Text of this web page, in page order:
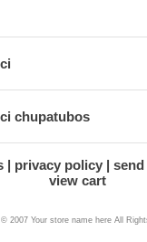
chupatubos
privacy policy send
view cart
2007 Your store name here All